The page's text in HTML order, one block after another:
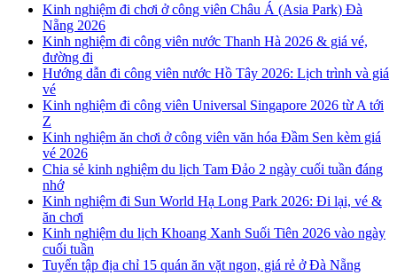
Kinh nghiệm đi chơi ở công viên Châu Á (Asia Park) Đà
Nẵng 2026
Kinh nghiệm đi công viên nước Thanh Hà 2026 & giá vé,
đường đi
Hướng dẫn đi công viên nước Hồ Tây 2026: Lịch trình và giá
vé
Kinh nghiệm đi công viên Universal Singapore 2026 từ A tới
Z
Kinh nghiệm ăn chơi ở công viên văn hóa Đầm Sen kèm giá
vé 2026
Chia sẻ kinh nghiệm du lịch Tam Đảo 2 ngày cuối tuần đáng
nhớ
Kinh nghiệm đi Sun World Hạ Long Park 2026: Đi lại, vé &
ăn chơi
Kinh nghiệm du lịch Khoang Xanh Suối Tiên 2026 vào ngày
cuối tuần
Tuyển tập địa chỉ 15 quán ăn vặt ngon, giá rẻ ở Đà Nẵng